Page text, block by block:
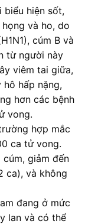
biểu hiện sốt,
và ho, do
cúm B và
từ người này
viêm tai giữa,
hô hấp nặng,
hơn các bệnh
vong.
hợp mắc
ca tử vong.
giảm đến
ca), và không
đang ở mức
lan và có thể